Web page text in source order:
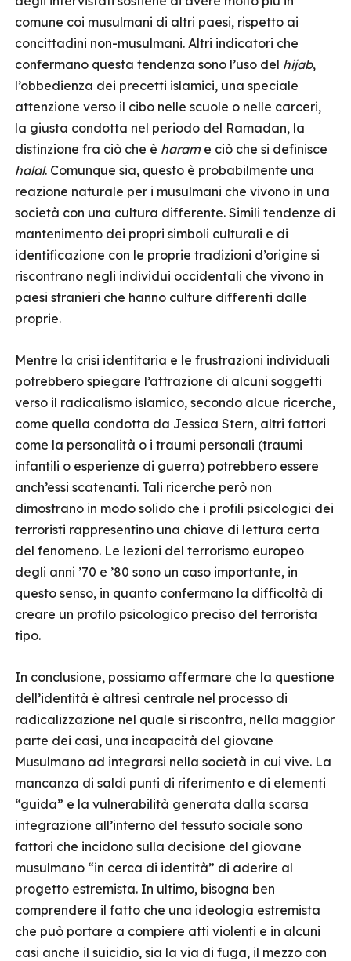
comune coi musulmani di altri paesi, rispetto ai
concittadini non-musulmani. Altri indicatori che
confermano questa tendenza sono l’uso del hijab,
l’obbedienza dei precetti islamici, una speciale
attenzione verso il cibo nelle scuole o nelle carceri,
la giusta condotta nel periodo del Ramadan, la
distinzione fra ciò che è harame ciò che si definisce
halal. Comunque sia, questo è probabilmente una
reazione naturale per i musulmani che vivono in una
società con una cultura differente. Simili tendenze di
mantenimento dei propri simboli culturali e di
identificazione con le proprie tradizioni d’origine si
riscontrano negli individui occidentali che vivono in
paesi stranieri che hanno culture differenti dalle
proprie.
Mentre la crisi identitaria e le frustrazioni individuali
potrebbero spiegare l’attrazione di alcuni soggetti
verso il radicalismo islamico, secondo alcue ricerche,
come quella condotta da Jessica Stern, altri fattori
come la personalità o i traumi personali (traumi
infantili o esperienze di guerra) potrebbero essere
anch’essi scatenanti. Tali ricerche però non
dimostrano in modo solido che i profili psicologici dei
terroristi rappresentino una chiave di lettura certa
del fenomeno. Le lezioni del terrorismo europeo
degli anni ’70 e ’80 sono un caso importante, in
questo senso, in quanto confermano la difficoltà di
creare un profilo psicologico preciso del terrorista
tipo.
In conclusione, possiamo affermare che la questione
dell’identità è altresì centrale nel processo di
radicalizzazione nel quale si riscontra, nella maggior
parte dei casi, una incapacità del giovane
Musulmano ad integrarsi nella società in cui vive. La
mancanza di saldi punti di riferimento e di elementi
“guida” e la vulnerabilità generata dalla scarsa
integrazione all’interno del tessuto sociale sono
fattori che incidono sulla decisione del giovane
musulmano “in cerca di identità” di aderire al
progetto estremista. In ultimo, bisogna ben
comprendere il fatto che una ideologia estremista
che può portare a compiere atti violenti e in alcuni
casi anche il suicidio, sia la via di fuga, il mezzo con